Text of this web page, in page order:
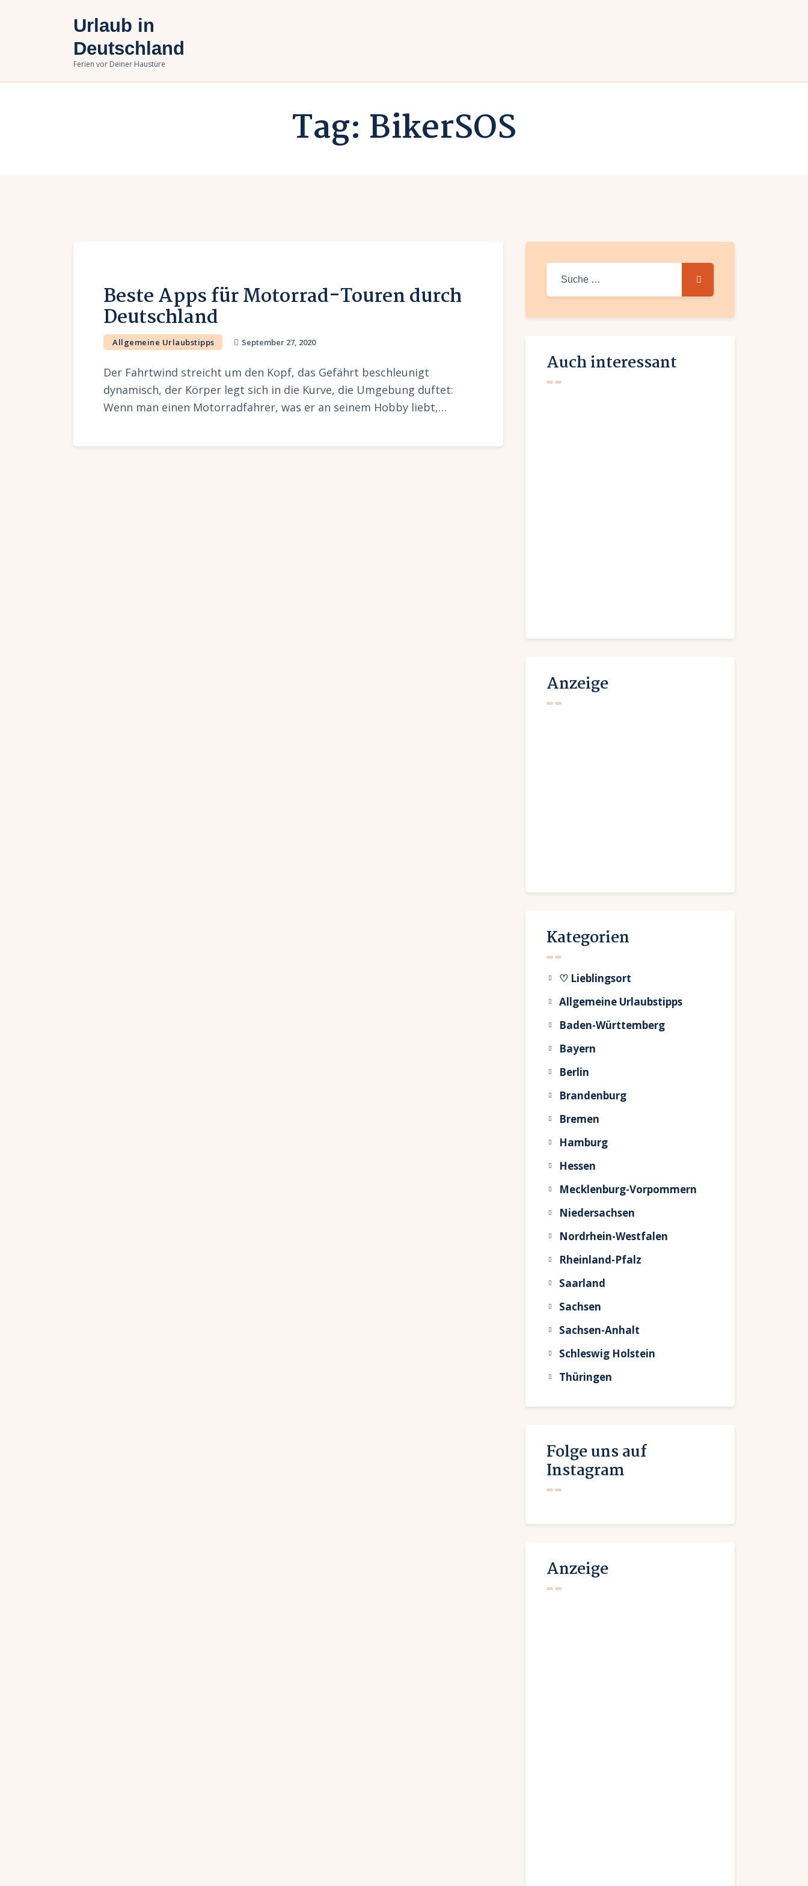
Urlaub in
Deutschland
Ferien vor Deiner Haustüre
Tag: BikerSOS
Urlaubsarten
Beste Apps für Motorrad-Touren durch
Deutschland
Allgemeine Urlaubstipps September 27, 2020
Der Fahrtwind streicht um den Kopf, das Gefährt beschleunigt
dynamisch, der Körper legt sich in die Kurve, die Umgebung duftet:
Wenn man einen Motorradfahrer, was er an seinem Hobby liebt,…
Auch interessant
Anzeige
Kategorien
♡ Lieblingsort
Allgemeine Urlaubstipps
Baden-Württemberg
Bayern
Berlin
Brandenburg
Bremen
Hamburg
Hessen
Mecklenburg-Vorpommern
Niedersachsen
Nordrhein-Westfalen
Rheinland-Pfalz
Saarland
Sachsen
Sachsen-Anhalt
Schleswig Holstein
Thüringen
Folge uns auf
Instagram
Anzeige